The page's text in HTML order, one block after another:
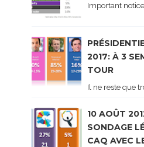
Important
2017: À 3
TOUR
Il ne reste que
10 AOÛT
SONDAGE
CAQ AVEC